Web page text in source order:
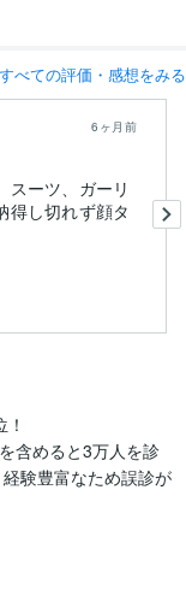
すべての評価・感想をみる
6ヶ月前
スーツ、ガーリ
得し切れず顔タ
含めると3万人を診
験豊富なため誤診が